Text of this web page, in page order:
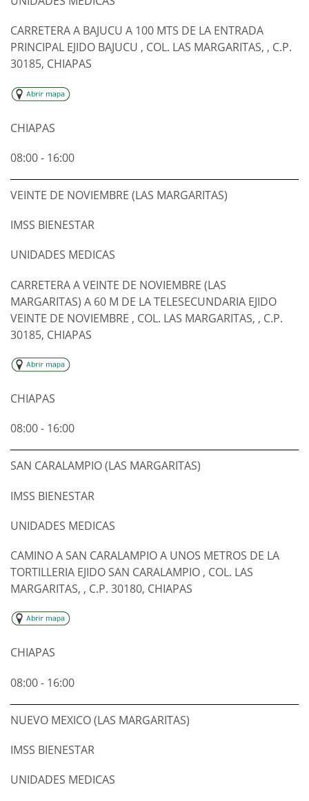
CARRETERA A BAJUCU A 100 MTS DE LA ENTRADA
PRINCIPAL EJIDO BAJUCU , COL. LAS MARGARITAS, , C.P.
30185, CHIAPAS
CHIAPAS
08:00 - 16:00
VEINTE DE NOVIEMBRE (LAS MARGARITAS)
IMSS BIENESTAR
UNIDADES MEDICAS
CARRETERA A VEINTE DE NOVIEMBRE (LAS
MARGARITAS) A 60 M DE LA TELESECUNDARIA EJIDO
VEINTE DE NOVIEMBRE , COL. LAS MARGARITAS, , C.P.
30185, CHIAPAS
CHIAPAS
08:00 - 16:00
SAN CARALAMPIO (LAS MARGARITAS)
IMSS BIENESTAR
UNIDADES MEDICAS
CAMINO A SAN CARALAMPIO A UNOS METROS DE LA
TORTILLERIA EJIDO SAN CARALAMPIO , COL. LAS
MARGARITAS, , C.P. 30180, CHIAPAS
CHIAPAS
08:00 - 16:00
NUEVO MEXICO (LAS MARGARITAS)
IMSS BIENESTAR
UNIDADES MEDICAS